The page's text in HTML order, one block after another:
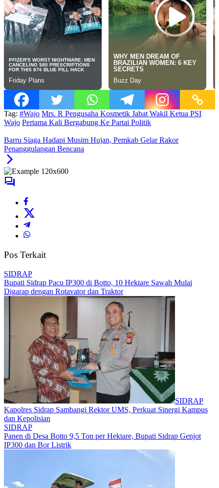
Tag: #Wajo Mrs. R Pengusaha Kosmetik Jabat Wakil Ketua PSI
Wajo Pertama Kali Bergabung Ke Partai Politik
Barru Siaga Hadapi Musim Hujan, Pemkab Gelar Rakor
Penanggulangan Bencana
Pos Terkait
SIDRAP
Bupati Sidrap Pacu IP300 di Botto, 10 Hektare Sawah Mulai
Digarap dengan Rotavator dan Traktor
SIDRAP
Kapolres Sidrap Sambangi Rektor UMS, Perkuat Sinergi Kampus
dan Kepolisian
SIDRAP
Panen di Desa Botto 9,5 Ton per Hektare, Bupati Sidrap Genjot
IP300 dan Bor Listrik